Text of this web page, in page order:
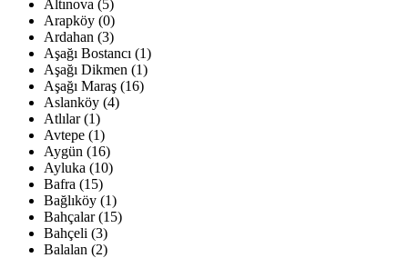
Altınova (5)
Arapköy (0)
Ardahan (3)
Aşağı Bostancı (1)
Aşağı Dikmen (1)
Aşağı Maraş (16)
Aslanköy (4)
Atlılar (1)
Avtepe (1)
Aygün (16)
Ayluka (10)
Bafra (15)
Bağlıköy (1)
Bahçalar (15)
Bahçeli (3)
Balalan (2)